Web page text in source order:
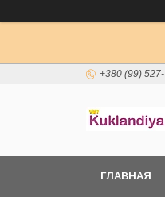
+380 (99)
ГЛАВНАЯ